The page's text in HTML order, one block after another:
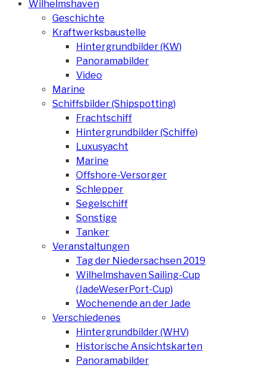
Wilhelmshaven
Geschichte
Kraftwerksbaustelle
Hintergrundbilder (KW)
Panoramabilder
Video
Marine
Schiffsbilder (Shipspotting)
Frachtschiff
Hintergrundbilder (Schiffe)
Luxusyacht
Marine
Offshore-Versorger
Schlepper
Segelschiff
Sonstige
Tanker
Veranstaltungen
Tag der Niedersachsen 2019
Wilhelmshaven Sailing-Cup
(JadeWeserPort-Cup)
Wochenende an der Jade
Verschiedenes
Hintergrundbilder (WHV)
Historische Ansichtskarten
Panoramabilder